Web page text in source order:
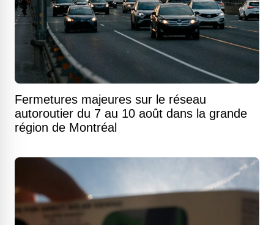
Fermetures majeures sur le réseau
autoroutier du 7 au 10 août dans la grande
région de Montréal